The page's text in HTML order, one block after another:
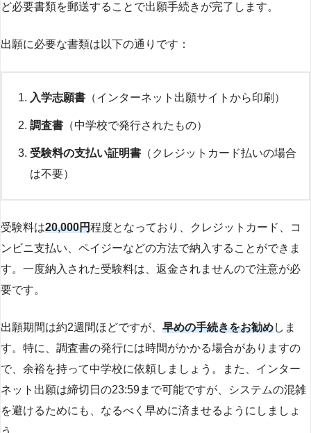
ど必要書類を郵送することで出願手続きが完了します。
出願に必要な書類は以下の通りです：
入学志願書 （インターネット出願サイトから印刷）
調査書 （中学校で発行されたもの）
受験料の支払い証明書 （クレジットカード払いの場合
は不要）
受験料は20,000円程度となっており、クレジットカード、コ
ンビニ支払い、ペイジーなどの方法で納入することができま
す。一度納入された受験料は、返金されませんので注意が必
要です。
出願期間は約2週間ほどですが、 早めの手続きをお勧めしま
す。特に、調査書の発行には時間がかかる場合がありますの
で、余裕を持って中学校に依頼しましょう。また、インター
ネット出願は締切日の23:59まで可能ですが、システムの混雑
を避けるためにも、なるべく早めに済ませるようにしましょ